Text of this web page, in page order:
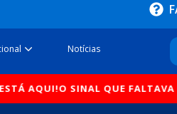
de Ingresso
Open Institucional
Notícias
QUE FALTAVA PARA VOCÊ SE